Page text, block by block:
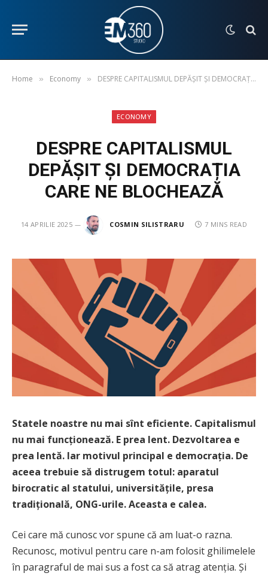
Home » Economy » DESPRE CAPITALISMUL DEPĂȘIT ȘI DEMOCRAȚIA CARE NE BLOCHEAZĂ
ECONOMY
DESPRE CAPITALISMUL
DEPĂȘIT ȘI DEMOCRAȚIA
CARE NE BLOCHEAZĂ
14 APRILIE 2025 COSMIN SILISTRARU 7 MINS READ
Statele noastre nu mai sînt eficiente. Capitalismul
nu mai funcționează. E prea lent. Dezvoltarea e
prea lentă. Iar motivul principal e democrația. De
aceea trebuie să distrugem totul: aparatul
birocratic al statului, universitățile, presa
tradițională, ONG-urile. Aceasta e calea.
Cei care mă cunosc vor spune că am luat-o razna.
Recunosc, motivul pentru care n-am folosit ghilimelele
în paragraful de mai sus a fost ca să atrag atenția. Și